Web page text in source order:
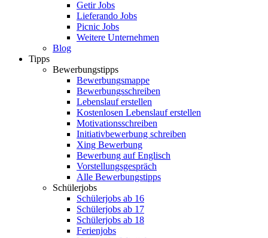
Getir Jobs
Lieferando Jobs
Picnic Jobs
Weitere Unternehmen
Blog
Tipps
Bewerbungstipps
Bewerbungsmappe
Bewerbungsschreiben
Lebenslauf erstellen
Kostenlosen Lebenslauf erstellen
Motivationsschreiben
Initiativbewerbung schreiben
Xing Bewerbung
Bewerbung auf Englisch
Vorstellungsgespräch
Alle Bewerbungstipps
Schülerjobs
Schülerjobs ab 16
Schülerjobs ab 17
Schülerjobs ab 18
Ferienjobs